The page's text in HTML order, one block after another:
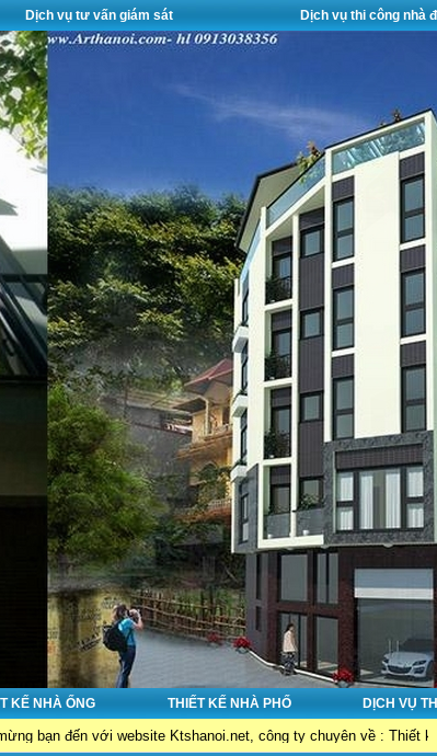
Dịch vụ tư vấn giám sát Dịch vụ thi công nhà
KẾ NHÀ ỐNG THIẾT KẾ NHÀ PHỐ DỊCH VỤ
với website Ktshanoi.net, công ty chuyên về : Thiết kế nhà